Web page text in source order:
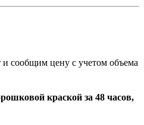
сообщим цену с учетом объема
краской за 48 часов,